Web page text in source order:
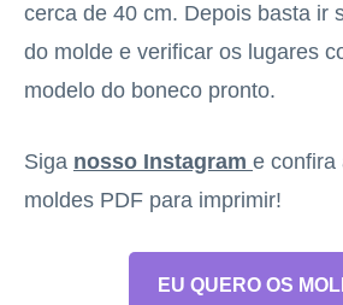
cerca de 40 cm. Depois basta ir
do molde e verificar os lugares
modelo do boneco pronto.
Siga nosso Instagram e confira
moldes PDF para imprimir!
EU QUERO OS